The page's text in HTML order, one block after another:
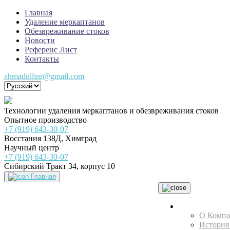
Главная
Удаление меркаптанов
Обезвреживание стоков
Новости
Референс Лист
Контакты
ahmadullinr@gmail.com
Технологии удаления меркаптанов и обезвреживания стоков
Опытное производство
+7 (919) 643-30-07
Восстания 138Д, Химград
Научный центр
+7 (919) 643-30-07
Сибирский Тракт 34, корпус 10
Главная
О
История